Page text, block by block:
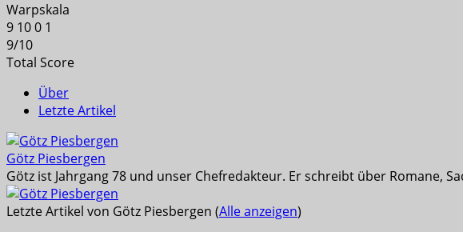
Warpskala
9 100 1
9/10
Total Score
Über
Letzte Artikel
Götz Piesbergen
Götz ist Jahrgang 78 und unser Chefredakteur. Er schreibt über Romane,
Letzte Artikel von Götz Piesbergen (Alle anzeigen)